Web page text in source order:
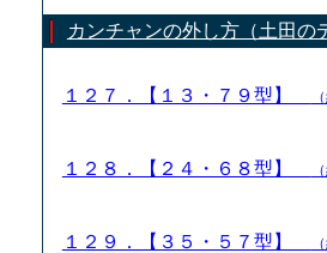
カンチャンの外し方（土田の
１２７．【１３・７９型】
１２８．【２４・６８型】
１２９．【３５・５７型】